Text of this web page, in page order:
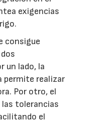
exigencias
consigue
un lado, la
permite realizar
Por otro, el
tolerancias
el